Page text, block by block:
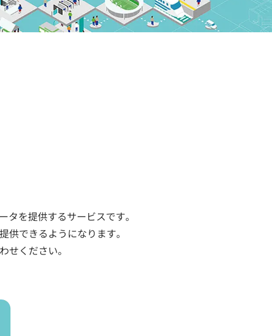
を提供するサービスです。
できるようになります。
せください。